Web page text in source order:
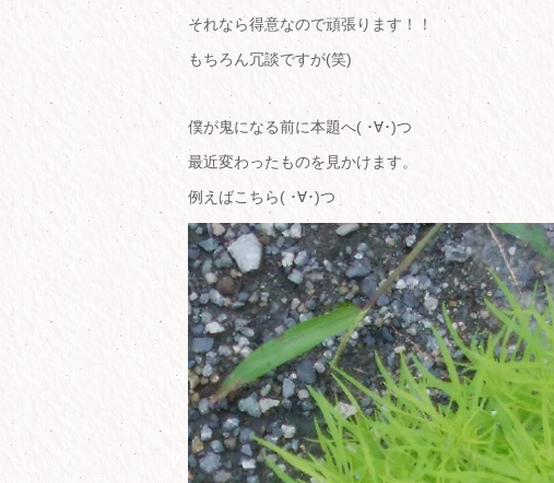
それなら得意なので頑張ります！！
もちろん冗談ですが(笑)
僕が鬼になる前に本題へ( ･∀･)つ
最近変わったものを見かけます。
例えばこちら( ･∀･)つ